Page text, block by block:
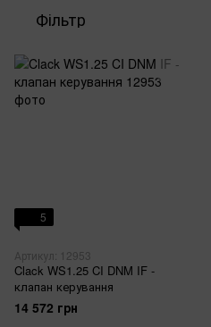
Фільтр
5
Артикул: 12953
Clack WS1.25 CI DNM IF -
клапан керування
14 572 грн